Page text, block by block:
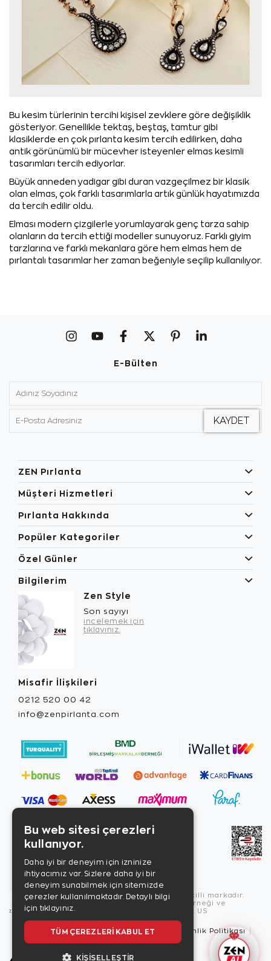
Bu kesim türlerinin tercihi kişisel zevklere göre değişiklik
gösteriyor. Genellikle tektaş, beştaş, tamtur gibi
klasiklerde en çok pırlanta kesim tercih edilirken, daha
antik görünümlü bir mücevher isteyenler elmas kesimli
tasarımları tercih ediyorlar.
Büyük anneden yadigar gibi duran vazgeçilmez bir klasik
olan elmas, çok farklı tasarımlarla artık günlük hayatımızda
da tercih edilir oldu.
Elması modern çizgilerle yorumlayarak genç tarza sahip
olanların da tercih ettiği modeller sunuyoruz. Farklı giyim
tarzlarına ve farklı mekanlara göre hem elmas hem de
pırlantalı tasarımlar her zaman beğeniyle seçilip kullanılıyor.
E-Bülten
ZEN Pırlanta
Müşteri Hizmetleri
Pırlanta Hakkında
Popüler Kategoriler
Özel Günler
Bilgilerim
Zen Style
Son sayıyı
incelemek için
tıklayınız.
Misafir İlişkileri
0212 520 00 42
info@zenpirlanta.com
Copyright © 2026, Zen Diamond tescilli markadır.
Zen Diamond Birleşmiş Markalar Derneği ve
Turquality Destek Programı üyesidir. US
Kullanım Şartları Gizlilik İlkeleri
Güvenlik Politikası
Bu web sitesi çerezleri
kullanıyor.
Daha iyi bir deneyim için izninize
ihtiyacımız var. Sizlere daha iyi bir
deneyim sunabilmek için sitemizde
çerezler kullanılmaktadır. Detaylı bilgi
için tıklayınız.
TÜM ÇEREZLERI KABUL ET
KIŞISELLEŞTIR